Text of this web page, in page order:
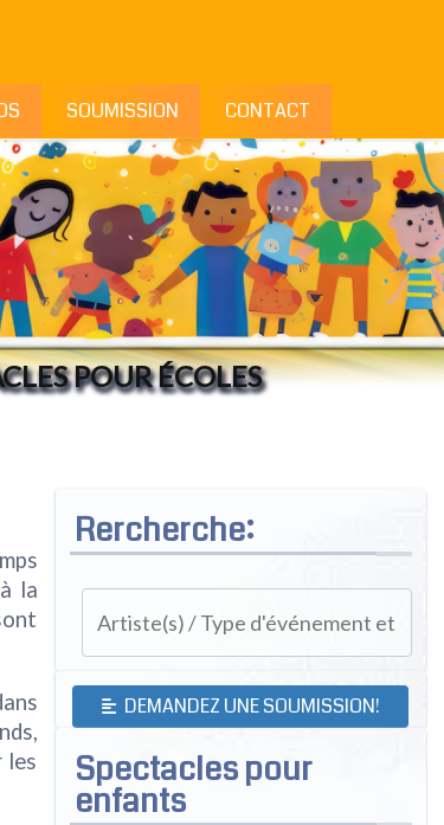
SOUMISSION CONTACT
POUR ÉCOLES
la
les
Rercherche:
DEMANDEZ UNE SOUMISSION!
Spectacles pour
enfants